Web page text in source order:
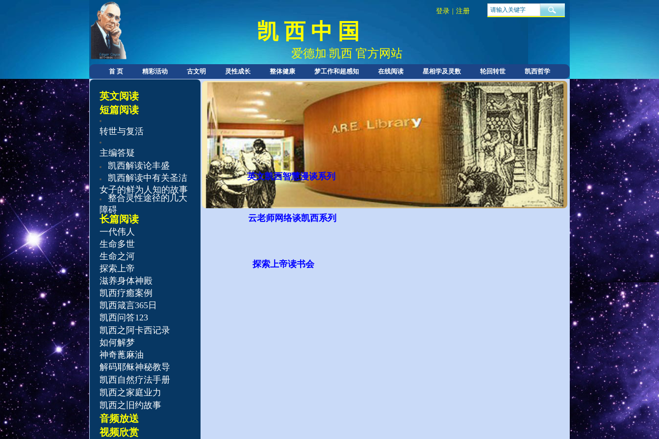
首 页 精彩活动 古文明 灵性成长 整体健康 梦工作和超感知 在线阅读 星相学及灵数 轮回转世 凯西哲学
凯 西 中 国
登录 注册
爱德加 · 凯西 官方网站
英文阅读
短篇阅读
转世与复活​
主编答疑
凯西解读论丰盛
凯西解读中有关圣洁
女子的鲜为人知的故事
整合灵性途径的几大
障碍
长篇阅读
一代伟人
生命多世
生命之河
探索上帝
滋养身体神殿
凯西疗癒案例
凯西箴言365日
凯西问答123
凯西之阿卡西记录
如何解梦
神奇蓖麻油
解码耶稣神秘教导
凯西自然疗法手册
凯西之家庭业力
凯西之旧约故事
音频放送
​视频欣赏
英文凯西智慧漫谈系列
云老师网络谈凯西系列
探索上帝读书会